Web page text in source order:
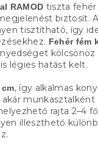
RAMOD tiszta fehér
biztosít.
tisztítható, így
Fehér fém
kölcsönöz
légies hatást kelt.
cm, így alkalmas
munkasztalként
rajta 2–4
illeszthető